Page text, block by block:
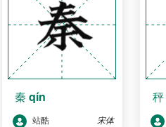
秦 qín
站酷 宋体
秤